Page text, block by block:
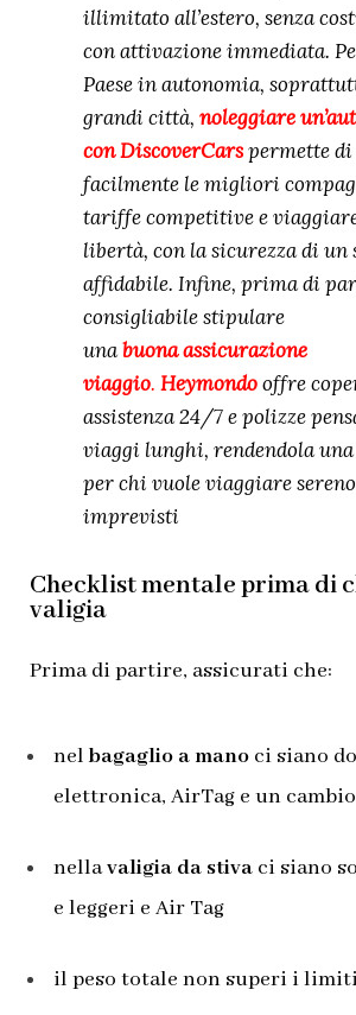
illimitato all’estero, senza
con attivazione immediata.
Paese in autonomia,
grandi città, noleggiare
conDiscoverCarspermette
facilmente le migliori
tariffe competitive e
libertà, con la sicurezza di un
affidabile. Infine, prima di
consigliabile stipulare
unabuonaassicurazione
viaggio. Heymondooffre
assistenza 24/7 e polizze
viaggi lunghi, rendendola una
per chi vuole viaggiare sereno
imprevisti
Checklist mentale prima di
valigia
Prima di partire, assicurati che:
nel bagaglio a mano ci siano
elettronica, AirTag e un cambio
nellavaligia da stiva ci siano
e leggeri e Air Tag
il peso totale non superi i